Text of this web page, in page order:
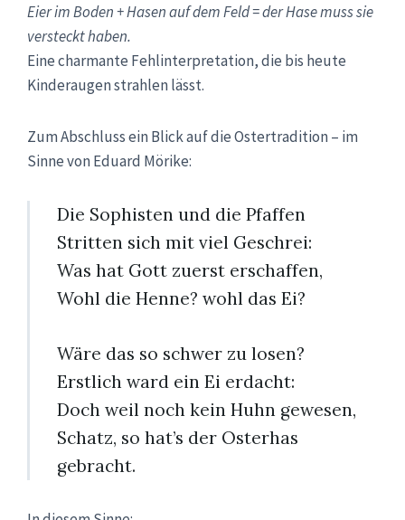
Eier im Boden + Hasen auf dem Feld = der Hase muss sie
versteckt haben.
Eine charmante Fehlinterpretation, die bis heute
Kinderaugen strahlen lässt.
Zum Abschluss ein Blick auf die Ostertradition – im
Sinne von Eduard Mörike:
Die Sophisten und die Pfaffen
Stritten sich mit viel Geschrei:
Was hat Gott zuerst erschaffen,
Wohl die Henne? wohl das Ei?
Wäre das so schwer zu losen?
Erstlich ward ein Ei erdacht:
Doch weil noch kein Huhn gewesen,
Schatz, so hat’s der Osterhas
gebracht.